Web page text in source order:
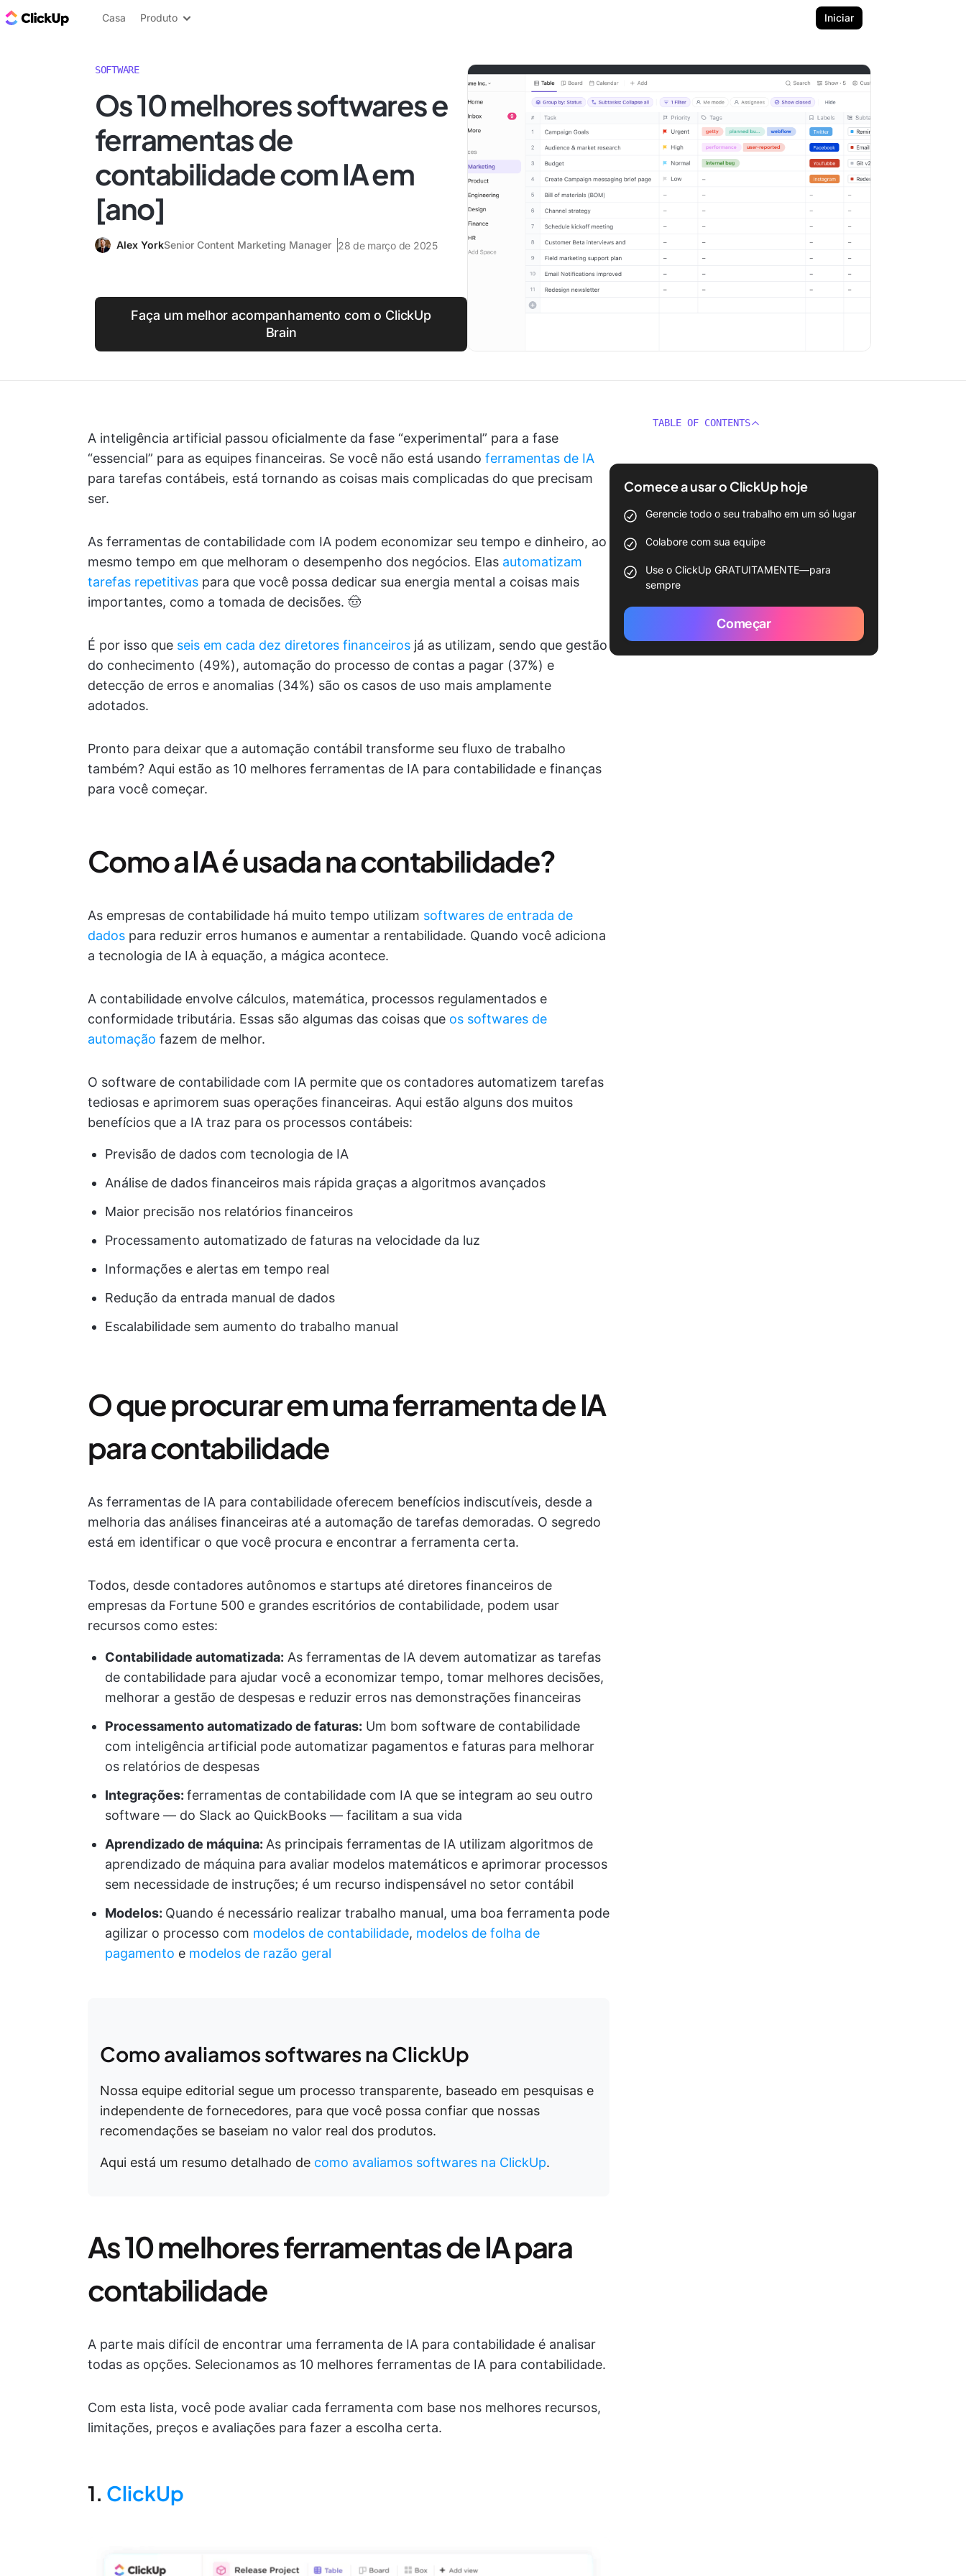
ClickUp Blogue
Casa Produto Iniciar
SOFTWARE
Os 10 melhores softwares e
ferramentas de
contabilidade com IA em
[ano]
Alex YorkSenior Content Marketing Manager 28 de março de 2025
Faça um melhor acompanhamento com o ClickUp
Brain
A inteligência artificial passou oficialmente da fase “experimental” para a fase
“essencial” para as equipes financeiras. Se você não está usando ferramentas de IA
para tarefas contábeis, está tornando as coisas mais complicadas do que precisam
ser.
As ferramentas de contabilidade com IA podem economizar seu tempo e dinheiro, ao
mesmo tempo em que melhoram o desempenho dos negócios. Elas automatizam
tarefas repetitivas para que você possa dedicar sua energia mental a coisas mais
importantes, como a tomada de decisões. 🤠
É por isso que seis em cada dez diretores financeiros já as utilizam, sendo que gestão
do conhecimento (49%), automação do processo de contas a pagar (37%) e
detecção de erros e anomalias (34%) são os casos de uso mais amplamente
adotados.
Pronto para deixar que a automação contábil transforme seu fluxo de trabalho
também? Aqui estão as 10 melhores ferramentas de IA para contabilidade e finanças
para você começar.
Como a IA é usada na contabilidade?
As empresas de contabilidade há muito tempo utilizam softwares de entrada de
dados para reduzir erros humanos e aumentar a rentabilidade. Quando você adiciona
a tecnologia de IA à equação, a mágica acontece.
A contabilidade envolve cálculos, matemática, processos regulamentados e
conformidade tributária. Essas são algumas das coisas que os softwares de
automação fazem de melhor.
O software de contabilidade com IA permite que os contadores automatizem tarefas
tediosas e aprimorem suas operações financeiras. Aqui estão alguns dos muitos
benefícios que a IA traz para os processos contábeis:
Previsão de dados com tecnologia de IA
Análise de dados financeiros mais rápida graças a algoritmos avançados
Maior precisão nos relatórios financeiros
Processamento automatizado de faturas na velocidade da luz
Informações e alertas em tempo real
Redução da entrada manual de dados
Escalabilidade sem aumento do trabalho manual
O que procurar em uma ferramenta de IA
para contabilidade
As ferramentas de IA para contabilidade oferecem benefícios indiscutíveis, desde a
melhoria das análises financeiras até a automação de tarefas demoradas. O segredo
está em identificar o que você procura e encontrar a ferramenta certa.
Todos, desde contadores autônomos e startups até diretores financeiros de
empresas da Fortune 500 e grandes escritórios de contabilidade, podem usar
recursos como estes:
Contabilidade automatizada: As ferramentas de IA devem automatizar as tarefas
de contabilidade para ajudar você a economizar tempo, tomar melhores decisões,
melhorar a gestão de despesas e reduzir erros nas demonstrações financeiras
Processamento automatizado de faturas: Um bom software de contabilidade
com inteligência artificial pode automatizar pagamentos e faturas para melhorar
os relatórios de despesas
Integrações: ferramentas de contabilidade com IA que se integram ao seu outro
software — do Slack ao QuickBooks — facilitam a sua vida
Aprendizado de máquina: As principais ferramentas de IA utilizam algoritmos de
aprendizado de máquina para avaliar modelos matemáticos e aprimorar processos
sem necessidade de instruções; é um recurso indispensável no setor contábil
Modelos: Quando é necessário realizar trabalho manual, uma boa ferramenta pode
agilizar o processo com modelos de contabilidade, modelos de folha de
pagamento e modelos de razão geral
Como avaliamos softwares na ClickUp
Nossa equipe editorial segue um processo transparente, baseado em pesquisas e
independente de fornecedores, para que você possa confiar que nossas
recomendações se baseiam no valor real dos produtos.
Aqui está um resumo detalhado de como avaliamos softwares na ClickUp.
As 10 melhores ferramentas de IA para
contabilidade
A parte mais difícil de encontrar uma ferramenta de IA para contabilidade é analisar
todas as opções. Selecionamos as 10 melhores ferramentas de IA para contabilidade.
Com esta lista, você pode avaliar cada ferramenta com base nos melhores recursos,
limitações, preços e avaliações para fazer a escolha certa.
1. ClickUp
TABLE OF CONTENTS
Comece a usar o ClickUp hoje
Gerencie todo o seu trabalho em um só lugar
Colabore com sua equipe
Use o ClickUp GRATUITAMENTE—para
sempre
Começar